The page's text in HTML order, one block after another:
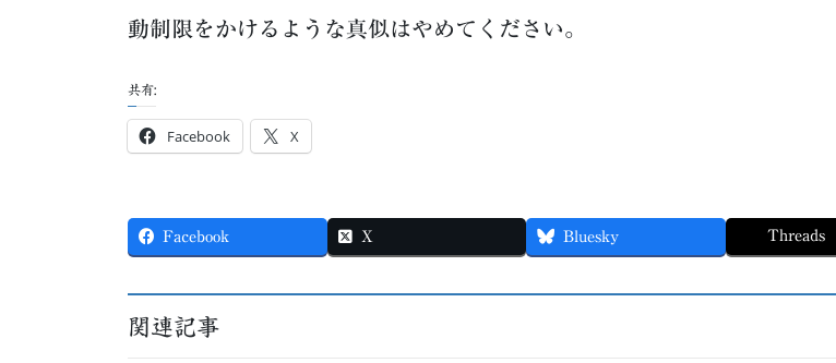
動制限をかけるような真似はやめてください。
共有:
Facebook X
Facebook X Bluesky Threads
関連記事